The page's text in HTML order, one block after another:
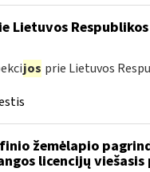
Lietuvos
jos prie Lietuvos
žemėlapio
licencijų